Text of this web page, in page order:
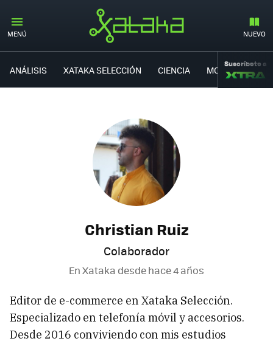
MENÚ NUEVO
ANÁLISIS XATAKA SELECCIÓN CIENCIA MOVILIDAD
Suscríbete a
Christian Ruiz
Colaborador
En Xataka desdehace 4 años
Editor de e-commerce en Xataka Selección.
Especializado en telefonía móvil y accesorios.
Desde 2016 conviviendo con mis estudios